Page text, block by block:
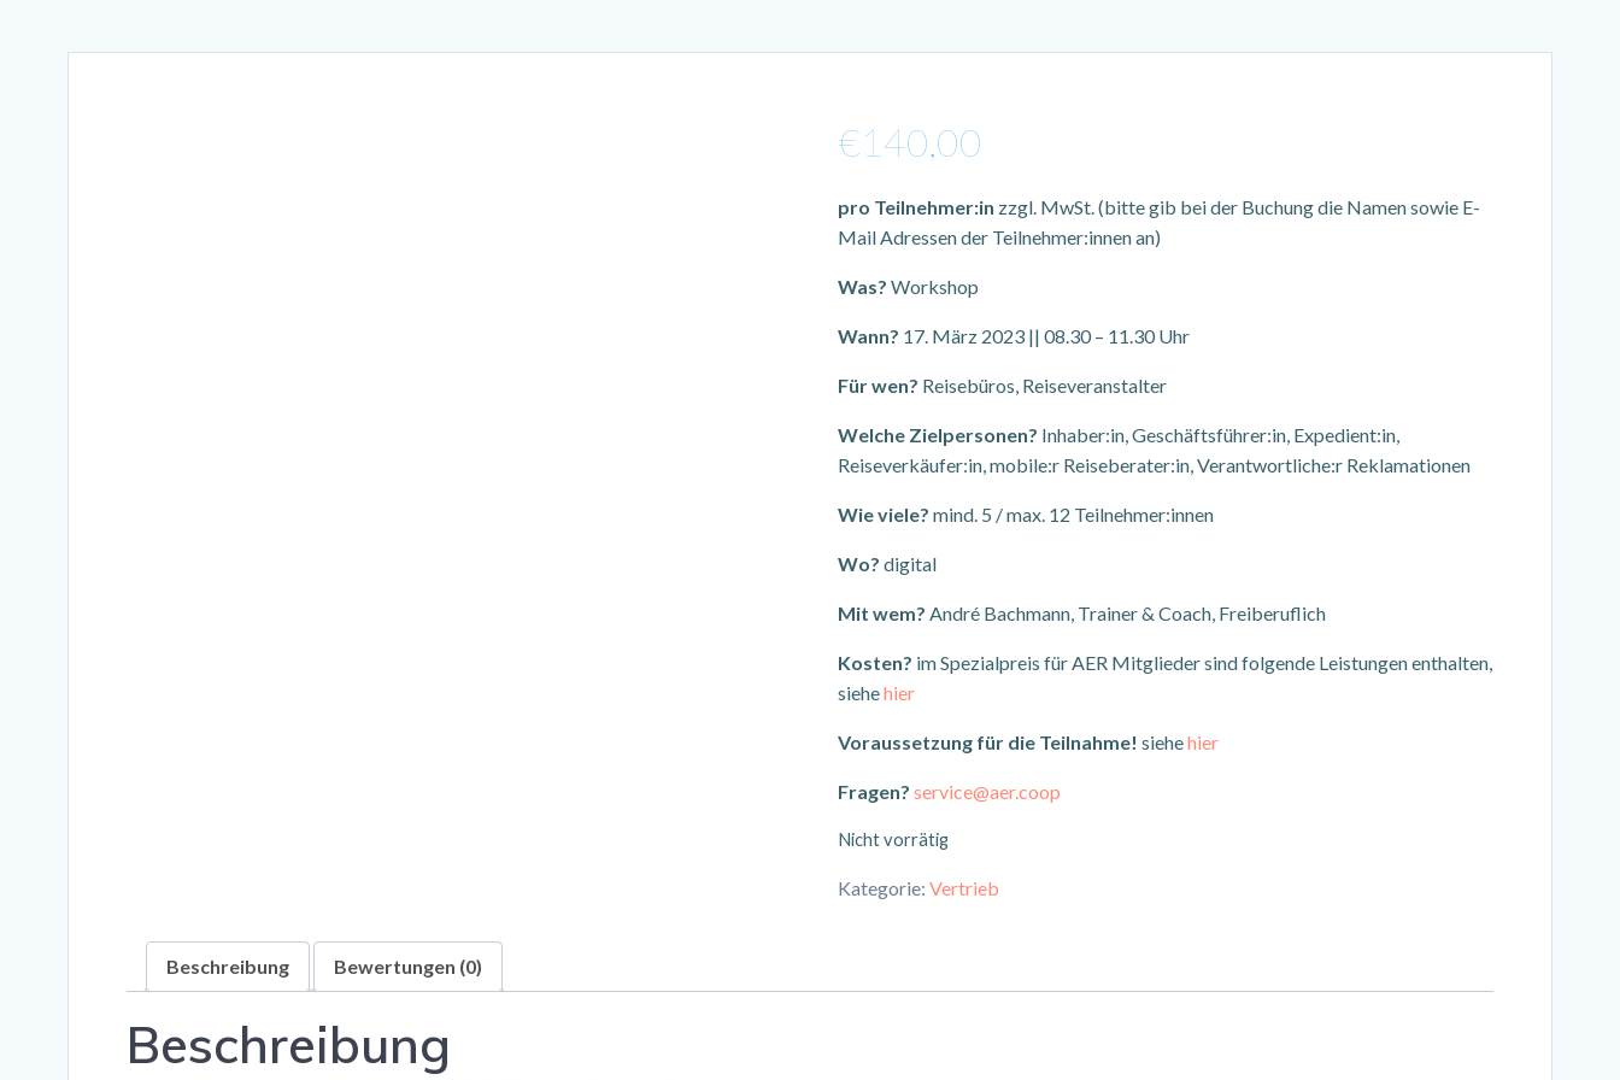
€140,00
pro Teilnehmer:in zzgl. MwSt. (bitte gib bei der Buchung die Namen sowie E-
Mail Adressen der Teilnehmer:innen an)
Was? Workshop
Wann? 17. März 2023 || 08.30 – 11.30 Uhr
Für wen? Reisebüros, Reiseveranstalter
Welche Zielpersonen? Inhaber:in, Geschäftsführer:in, Expedient:in,
Reiseverkäufer:in, mobile:r Reiseberater:in, Verantwortliche:r Reklamationen
Wie viele? mind. 5 / max. 12 Teilnehmer:innen
Wo? digital
Mit wem? André Bachmann, Trainer & Coach, Freiberuflich
Kosten? im Spezialpreis für AER Mitglieder sind folgende Leistungen enthalten,
siehehier
Voraussetzung für die Teilnahme! siehehier
Fragen? service@aer.coop
Nicht vorrätig
Kategorie: Vertrieb
Beschreibung Bewertungen (0)
Beschreibung